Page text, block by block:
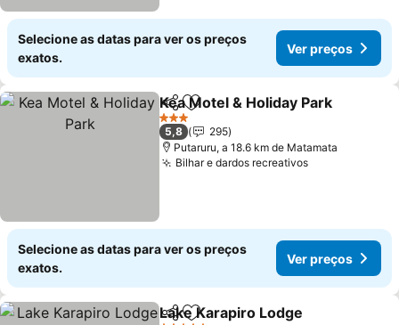
Selecione as datas para ver os preços
exatos.
Ver preços
PartilharAdicionar aos favoritos
Kea Motel & Holiday Park
3 Estrelas
5,8
295
Putaruru, a 18.6 km de Matamata
Bilhar e dardos recreativos
Selecione as datas para ver os preços
exatos.
Ver preços
Partilhar
Lake Karapiro Lodge